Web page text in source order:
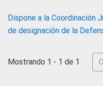
Social
Dispone a la Coordinación
de designación de la
Mostrando 1 - 1 de 1